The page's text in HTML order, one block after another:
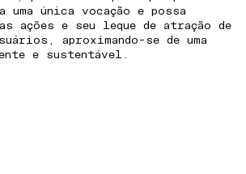
única vocação e possa
ações e seu leque de atração de
aproximando-se de uma
e sustentável.